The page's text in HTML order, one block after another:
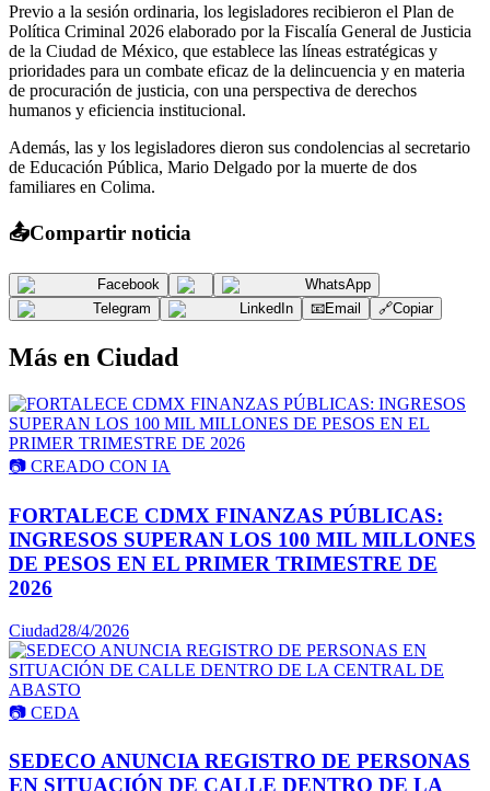
Previo a la sesión ordinaria, los legisladores recibieron el Plan de
Política Criminal 2026 elaborado por la Fiscalía General de Justicia
de la Ciudad de México, que establece las líneas estratégicas y
prioridades para un combate eficaz de la delincuencia y en materia
de procuración de justicia, con una perspectiva de derechos
humanos y eficiencia institucional.
Además, las y los legisladores dieron sus condolencias al secretario
de Educación Pública, Mario Delgado por la muerte de dos
familiares en Colima.
📤Compartir noticia
Facebook
WhatsApp
Telegram
LinkedIn 📧Email 🔗Copiar
Más en Ciudad
📷 CREADO CON IA
FORTALECE CDMX FINANZAS PÚBLICAS:
INGRESOS SUPERAN LOS 100 MIL MILLONES
DE PESOS EN EL PRIMER TRIMESTRE DE
2026
Ciudad28/4/2026
📷 CEDA
SEDECO ANUNCIA REGISTRO DE PERSONAS
EN SITUACIÓN DE CALLE DENTRO DE LA